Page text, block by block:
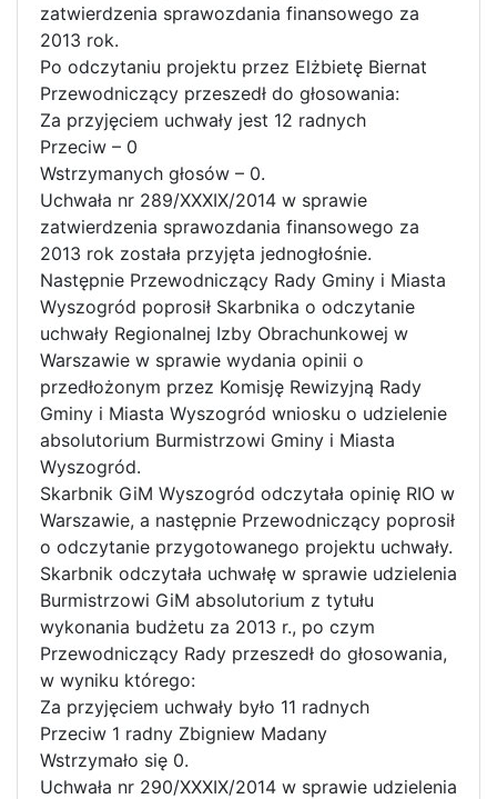
zatwierdzenia sprawozdania finansowego za
2013 rok.
Po odczytaniu projektu przez Elżbietę Biernat
Przewodniczący przeszedł do głosowania:
Za przyjęciem uchwały jest 12 radnych
Przeciw – 0
Wstrzymanych głosów – 0.
Uchwała nr 289/XXXIX/2014 w sprawie
zatwierdzenia sprawozdania finansowego za
2013 rok została przyjęta jednogłośnie.
Następnie Przewodniczący Rady Gminy i Miasta
Wyszogród poprosił Skarbnika o odczytanie
uchwały Regionalnej Izby Obrachunkowej w
Warszawie w sprawie wydania opinii o
przedłożonym przez Komisję Rewizyjną Rady
Gminy i Miasta Wyszogród wniosku o udzielenie
absolutorium Burmistrzowi Gminy i Miasta
Wyszogród.
Skarbnik GiM Wyszogród odczytała opinię RIO w
Warszawie, a następnie Przewodniczący poprosił
o odczytanie przygotowanego projektu uchwały.
Skarbnik odczytała uchwałę w sprawie udzielenia
Burmistrzowi GiM absolutorium z tytułu
wykonania budżetu za 2013 r., po czym
Przewodniczący Rady przeszedł do głosowania,
w wyniku którego:
Za przyjęciem uchwały było 11 radnych
Przeciw 1 radny Zbigniew Madany
Wstrzymało się 0.
Uchwała nr 290/XXXIX/2014 w sprawie udzielenia